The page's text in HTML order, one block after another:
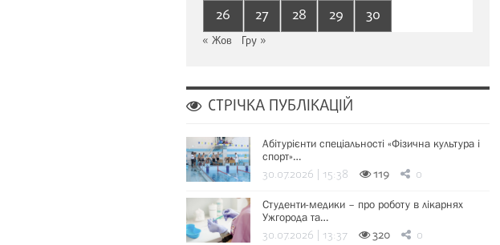
26
27 28 29 30
« Жов Гру »
СТРІЧКА ПУБЛІКАЦІЙ
Абітурієнти спеціальності «Фізична культура і
спорт»…
30.07.2026 | 15:38 119 0
Студенти-медики – про роботу в лікарнях
Ужгорода та…
30.07.2026 | 13:37 320 0